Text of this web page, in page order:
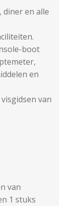
en alle
boot
en
van
van
1 stuks